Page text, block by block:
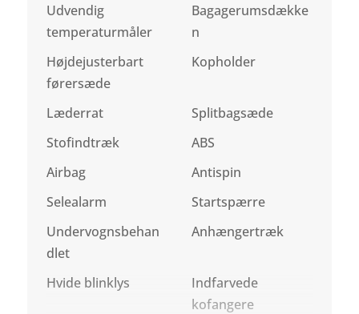
Udvendig
temperaturmåler
Bagagerumsdække
n
Højdejusterbart
førersæde
Kopholder
Læderrat
Splitbagsæde
Stofindtræk
ABS
Airbag
Antispin
Selealarm
Startspærre
Undervognsbehan
dlet
Anhængertræk
Hvide blinklys
Indfarvede
kofangere